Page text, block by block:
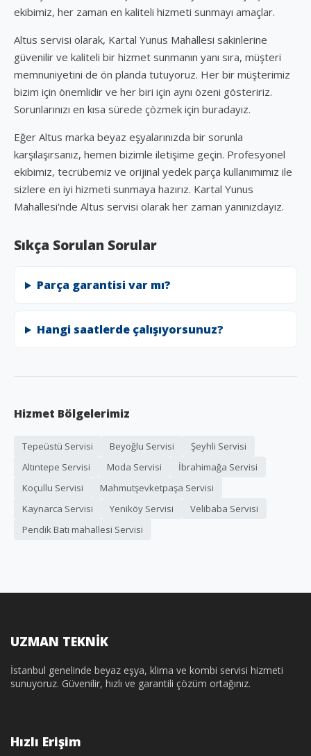
ekibimiz, her zaman en kaliteli hizmeti sunmayı amaçlar.
Altus servisi olarak, Kartal Yunus Mahallesi sakinlerine
güvenilir ve kaliteli bir hizmet sunmanın yanı sıra, müşteri
memnuniyetini de ön planda tutuyoruz. Her bir müşterimiz
bizim için önemlidir ve her biri için aynı özeni gösteririz.
Sorunlarınızı en kısa sürede çözmek için buradayız.
Eğer Altus marka beyaz eşyalarınızda bir sorunla
karşılaşırsanız, hemen bizimle iletişime geçin. Profesyonel
ekibimiz, tecrübemiz ve orijinal yedek parça kullanımımız ile
sizlere en iyi hizmeti sunmaya hazırız. Kartal Yunus
Mahallesi'nde Altus servisi olarak her zaman yanınızdayız.
Sıkça Sorulan Sorular
Parça garantisi var mı?
Hangi saatlerde çalışıyorsunuz?
Hizmet Bölgelerimiz
Tepeüstü Servisi Beyoğlu Servisi
Şeyhli Servisi
Altıntepe Servisi
Moda Servisi
İbrahimağa Servisi
Koçullu Servisi
Mahmutşevketpaşa Servisi
Kaynarca Servisi
Yeniköy Servisi
Velibaba Servisi
Pendik Batı mahallesi Servisi
UZMAN TEKNİK
İstanbul genelinde beyaz eşya, klima ve kombi servisi hizmeti
sunuyoruz. Güvenilir, hızlı ve garantili çözüm ortağınız.
Hızlı Erişim